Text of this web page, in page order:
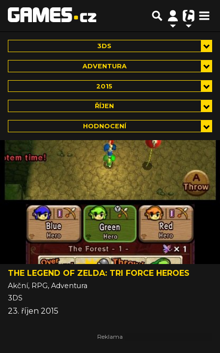
3DS
ADVENTURA
2015
ŘÍJEN
HODNOCENÍ
THE LEGEND OF ZELDA: TRI FORCE HEROES
Akční, RPG, Adventura
3DS
23. říjen 2015